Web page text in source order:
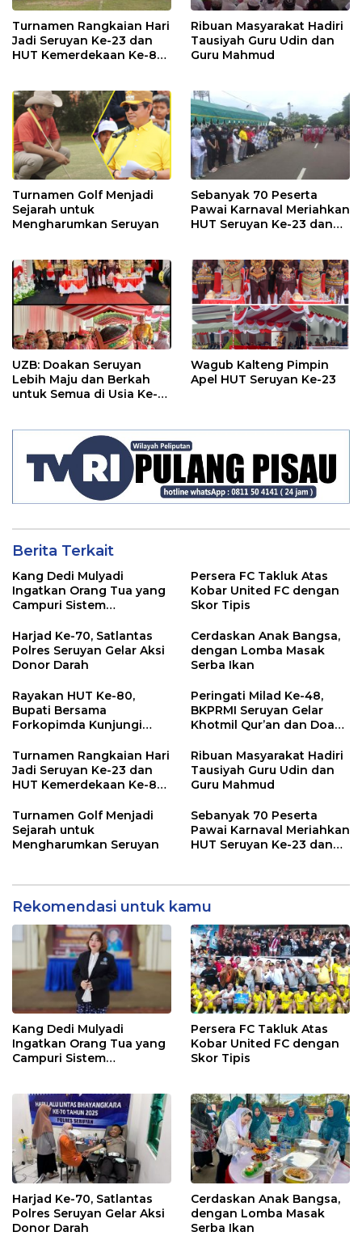
Turnamen Rangkaian Hari
Jadi Seruyan Ke-23 dan
HUT Kemerdekaan Ke-80
Ribuan Masyarakat Hadiri
Tausiyah Guru Udin dan
Guru Mahmud
Turnamen Golf Menjadi
Sejarah untuk
Mengharumkan Seruyan
Sebanyak 70 Peserta
Pawai Karnaval Meriahkan
HUT Seruyan Ke-23 dan
UZB: Doakan Seruyan
Lebih Maju dan Berkah
untuk Semua di Usia Ke-
Wagub Kalteng Pimpin
Apel HUT Seruyan Ke-23
Berita Terkait
Kang Dedi Mulyadi
Ingatkan Orang Tua yang
Campuri Sistem
Antara Hak, Batas, dan
Etika Hukum Pendidikan
Persera FC Takluk Atas
Kobar United FC dengan
Skor Tipis
Harjad Ke-70, Satlantas
Polres Seruyan Gelar Aksi
Donor Darah
Cerdaskan Anak Bangsa,
dengan Lomba Masak
Serba Ikan
Rayakan HUT Ke-80,
Bupati Bersama
Forkopimda Kunjungi
Peringati Milad Ke-48,
BKPRMI Seruyan Gelar
Khotmil Qur’an dan Doa
Turnamen Rangkaian Hari
Jadi Seruyan Ke-23 dan
HUT Kemerdekaan Ke-80
Ribuan Masyarakat Hadiri
Tausiyah Guru Udin dan
Guru Mahmud
Turnamen Golf Menjadi
Sejarah untuk
Mengharumkan Seruyan
Sebanyak 70 Peserta
Pawai Karnaval Meriahkan
HUT Seruyan Ke-23 dan
Rekomendasi untuk kamu
Kang Dedi Mulyadi
Ingatkan Orang Tua yang
Campuri Sistem
Etika Hukum Pendidikan
Persera FC Takluk Atas
Kobar United FC dengan
Skor Tipis
Harjad Ke-70, Satlantas
Polres Seruyan Gelar Aksi
Donor Darah
Cerdaskan Anak Bangsa,
dengan Lomba Masak
Serba Ikan